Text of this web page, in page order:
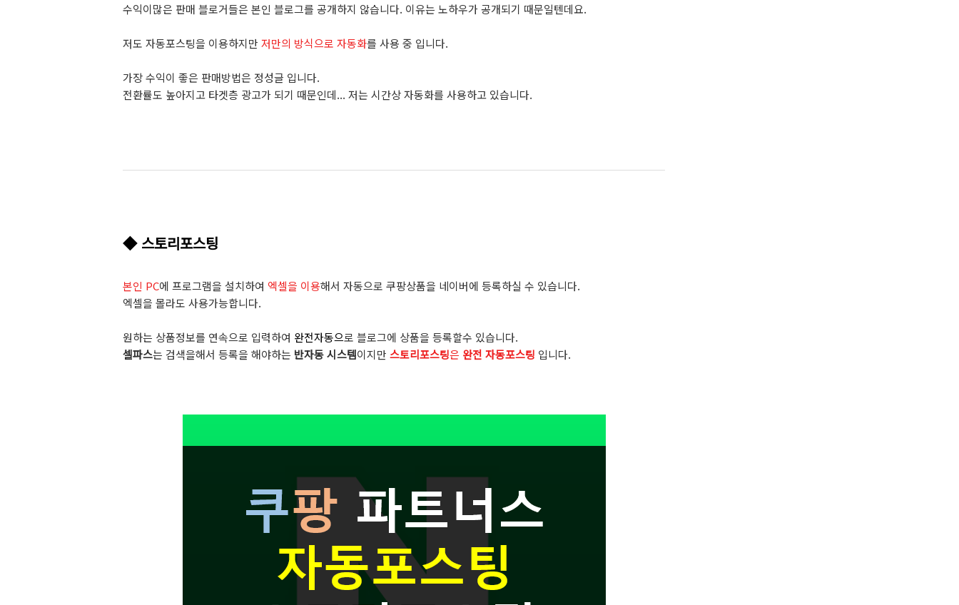
수익이많은 판매 블로거들은 본인 블로그를 공개하지 않습니다. 이유는 노하우가 공개되기 때문일텐데요.
저도 자동포스팅을 이용하지만 저만의 방식으로 자동화를 사용 중 입니다.
가장 수익이 좋은 판매방법은 정성글 입니다.
전환률도 높아지고 타겟층 광고가 되기 때문인데... 저는 시간상 자동화를 사용하고 있습니다.
◆ 스토리포스팅
본인 PC에 프로그램을 설치하여 엑셀을 이용해서 자동으로 쿠팡상품을 네이버에 등록하실 수 있습니다.
엑셀을 몰라도 사용가능합니다.
원하는 상품정보를 연속으로 입력하여 완전자동으로 블로그에 상품을 등록할수 있습니다.
셀파스는 검색을해서 등록을 해야하는 반자동 시스템이지만 스토리포스팅은 완전 자동포스팅 입니다.